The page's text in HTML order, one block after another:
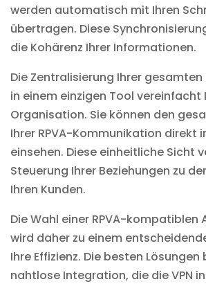
werden automatisch mit Ihren
übertragen. Diese
die Kohärenz Ihrer Informationen.
Die Zentralisierung Ihrer
in einem einzigen Tool vereinfacht
Organisation. Sie können den
Ihrer RPVA-Kommunikation direkt
einsehen. Diese einheitliche Sicht
Steuerung Ihrer Beziehungen zu
Ihren Kunden.
Die Wahl einer RPVA-
wird daher zu einem
Ihre Effizienz. Die besten
nahtlose Integration, die die VPN